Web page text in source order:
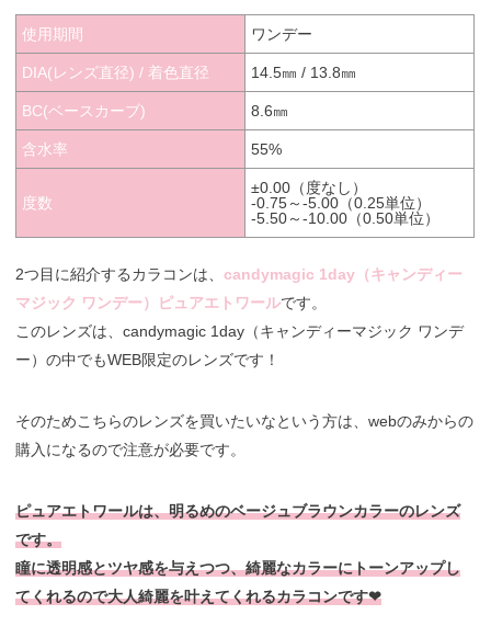
使用期間 ワンデー
DIA(レンズ直径) / 着色直径 14.5㎜ / 13.8㎜
BC(ベースカーブ) 8.6㎜
含水率 55%
度数
±0.00（度なし）
-0.75～-5.00（0.25単位）
-5.50～-10.00（0.50単位）
2つ目に紹介するカラコンは、candymagic 1day（キャンディー
マジック ワンデー）ピュアエトワールです。
このレンズは、candymagic 1day（キャンディーマジック ワンデ
ー）の中でもWEB限定のレンズです！
そのためこちらのレンズを買いたいなという方は、webのみからの
購入になるので注意が必要です。
ピュアエトワールは、明るめのベージュブラウンカラーのレンズ
です。
瞳に透明感とツヤ感を与えつつ、綺麗なカラーにトーンアップし
てくれるので大人綺麗を叶えてくれるカラコンです❤︎